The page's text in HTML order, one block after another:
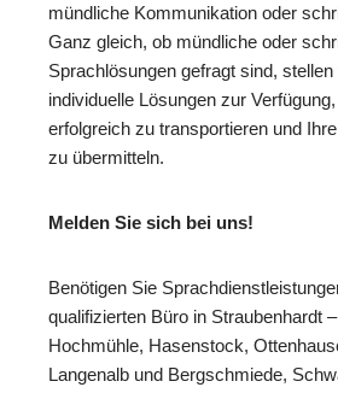
mündliche Kommunikation oder
Ganz gleich, ob mündliche oder
Sprachlösungen gefragt sind, stellen
individuelle Lösungen zur
erfolgreich zu transportieren und
zu übermitteln.
Melden Sie sich bei uns!
Benötigen Sie
qualifizierten Büro in Straubenhardt
Hochmühle, Hasenstock,
Langenalb und Bergschmiede,